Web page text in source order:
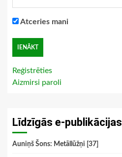
Atceries mani
Reģistrēties
Aizmirsi paroli
Līdzīgās e-publikācijas
Auniņš Šons: Metāllūžņi [37]